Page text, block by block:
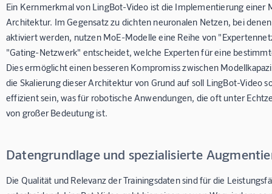
Ein Kernmerkmal von LingBot-Video ist die Implementierung
Architektur. Im Gegensatz zu dichten neuronalen Netzen, bei
aktiviert werden, nutzen MoE-Modelle eine Reihe von
"Gating-Netzwerk" entscheidet, welche Experten für eine
Dies ermöglicht einen besseren Kompromiss zwischen
die Skalierung dieser Architektur von Grund auf soll LingBot-Video
effizient sein, was für robotische Anwendungen, die oft unter
von großer Bedeutung ist.
Datengrundlage und spezialisierte
Die Qualität und Relevanz der Trainingsdaten sind für die